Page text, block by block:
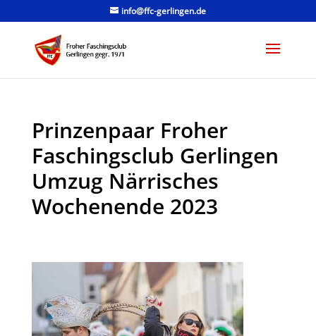
info@ffc-gerlingen.de
Prinzenpaar Froher
Faschingsclub Gerlingen
Umzug Närrisches
Wochenende 2023